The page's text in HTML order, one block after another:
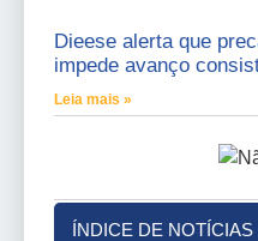
Dieese alerta que
impede avanço
Leia mais »
ÍNDICE DE NOTÍCIAS